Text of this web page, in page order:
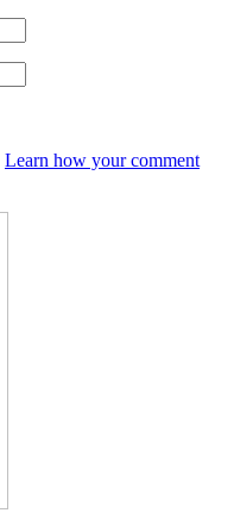
Learn how your comment